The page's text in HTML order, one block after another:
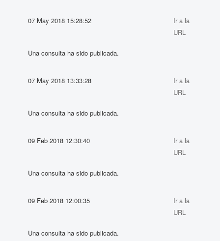
07 May 2018 15:28:52
Ir a la
URL
Una consulta ha sido publicada.
07 May 2018 13:33:28
Ir a la
URL
Una consulta ha sido publicada.
09 Feb 2018 12:30:40
Ir a la
URL
Una consulta ha sido publicada.
09 Feb 2018 12:00:35
Ir a la
URL
Una consulta ha sido publicada.